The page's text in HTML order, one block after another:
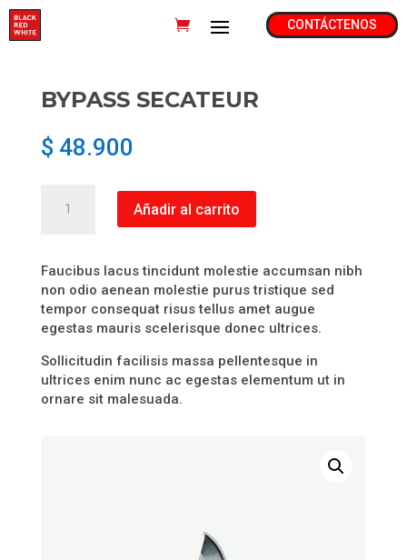
CONTÁCTENOS
BYPASS SECATEUR
$ 48.900
Secateur
Añadir al carrito
Faucibus lacus tincidunt molestie accumsan nibh
non odio aenean molestie purus tristique sed
tempor consequat risus tellus amet augue
egestas mauris scelerisque donec ultrices.
Sollicitudin facilisis massa pellentesque in
ultrices enim nunc ac egestas elementum ut in
ornare sit malesuada.